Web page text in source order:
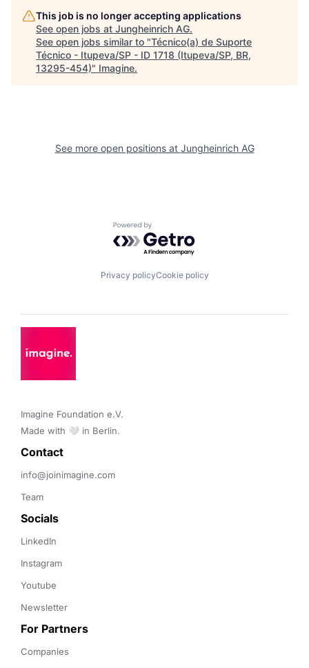
This job is no longer accepting applications
See open jobs at Jungheinrich AG.
See open jobs similar to "Técnico(a) de Suporte
Técnico - Itupeva/SP - ID 1718 (Itupeva/SP, BR,
13295-454)" Imagine.
See more open positions at Jungheinrich AG
Powered by Getro.com
Privacy policyCookie policy
Imagine Foundation e.V.
Made with 🤍 in Berlin.
Contact
info@joinimagine.com
Team
Socials
LinkedIn
Instagram
Youtube
Newsletter
For Partners
Companies